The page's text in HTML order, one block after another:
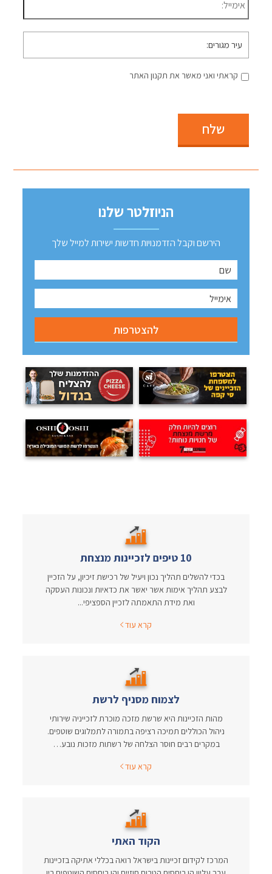
עיר
מגורים
קראתי ואני מאשר את תקנון האתר
שלח
הניוזלטר שלנו
הירשם וקבל הזדמנויות חדשות ישירות למייל שלך
10 טיפים לזכיינות מנצחת
בכדי להשלים תהליך נכון ויעיל של רכישת זיכיון, על הזכיין
לבצע תהליך אימות אשר יאשר את כדאיות ונכונות העסקה
ואת מידת התאמתה לזכיין הספציפי...
קרא עוד
לצמוח מסניף לרשת
מהות הזכיינות היא שרשת מזכה מוכרת לזכייניה שירותי
ניהול הכוללים תמיכה רציפה בתמורה לתמלוגים שוטפים.
במקרים רבים חוסר הצלחה של רשתות מזכות נובע…
קרא עוד
הקוד האתי
המרכז לקידום זכיינות בישראל רואה בכללי אתיקה בזכיינות